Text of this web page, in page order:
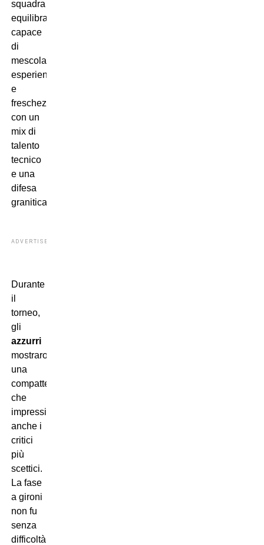
squadra
equilibrata,
capace
di
mescolare
esperienza
e
freschezza,
con un
mix di
talento
tecnico
e una
difesa
granitica.
ADVERTISEMENT
Durante
il
torneo,
gli
azzurri
mostrarono
una
compattezza
che
impressionò
anche i
critici
più
scettici.
La fase
a gironi
non fu
senza
difficoltà: